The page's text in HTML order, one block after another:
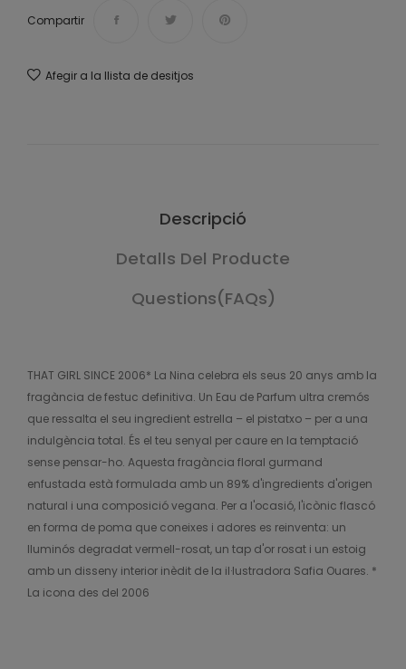
Compartir
Afegir a la llista de desitjos
Descripció
Detalls Del Producte
Questions(FAQs)
THAT GIRL SINCE 2006* La Nina celebra els seus 20 anys amb la
fragància de festuc definitiva. Un Eau de Parfum ultra cremós
que ressalta el seu ingredient estrella – el pistatxo – per a una
indulgència total. És el teu senyal per caure en la temptació
sense pensar-ho. Aquesta fragància floral gurmand
enfustada està formulada amb un 89% d'ingredients d'origen
natural i una composició vegana. Per a l'ocasió, l'icònic flascó
en forma de poma que coneixes i adores es reinventa: un
lluminós degradat vermell-rosat, un tap d'or rosat i un estoig
amb un disseny interior inèdit de la il·lustradora Safia Ouares. *
La icona des del 2006